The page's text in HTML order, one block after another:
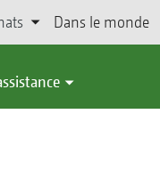
Dans le monde